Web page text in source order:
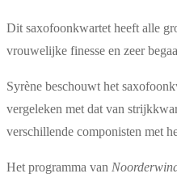
Dit saxofoonkwartet heeft alle
vrouwelijke finesse en zeer
Syrène beschouwt het
vergeleken met dat van
verschillende componisten met
Het programma van